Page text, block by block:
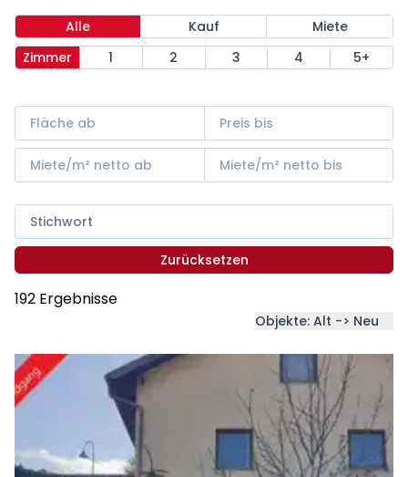
Alle Kauf
Miete
Zimmer
1 2 3 4 5+
Zurücksetzen
192 Ergebnisse
Objekte: Alt -> Neu